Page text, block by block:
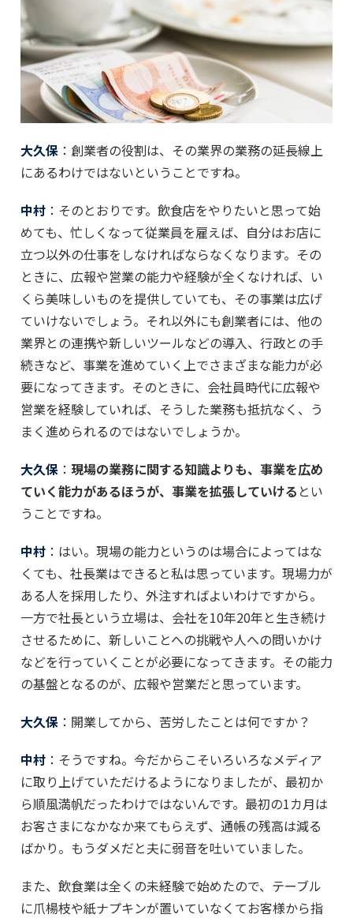
大久保 ：創業者の役割は、その業界の業務の延長線上
にあるわけではないということですね。
中村 ：そのとおりです。飲食店をやりたいと思って始
めても、忙しくなって従業員を雇えば、自分はお店に
立つ以外の仕事をしなければならなくなります。その
ときに、広報や営業の能力や経験が全くなければ、い
くら美味しいものを提供していても、その事業は広げ
ていけないでしょう。それ以外にも創業者には、他の
業界との連携や新しいツールなどの導入、行政との手
続きなど、事業を進めていく上でさまざまな能力が必
要になってきます。そのときに、会社員時代に広報や
営業を経験していれば、そうした業務も抵抗なく、う
まく進められるのではないでしょうか。
大久保 ： 現場の業務に関する知識よりも、事業を広め
ていく能力があるほうが、事業を拡張していける とい
うことですね。
中村 ：はい。現場の能力というのは場合によってはな
くても、社長業はできると私は思っています。現場力が
ある人を採用したり、外注すればよいわけですから。
一方で社長という立場は、会社を10年20年と生き続け
させるために、新しいことへの挑戦や人への問いかけ
などを行っていくことが必要になってきます。その能力
の基盤となるのが、広報や営業だと思っています。
大久保 ：開業してから、苦労したことは何ですか？
中村 ：そうですね。今だからこそいろいろなメディア
に取り上げていただけるようになりましたが、最初か
ら順風満帆だったわけではないんです。最初の1カ月は
お客さまになかなか来てもらえず、通帳の残高は減る
ばかり。もうダメだと夫に弱音を吐いていました。
また、飲食業は全くの未経験で始めたので、テーブル
に爪楊枝や紙ナプキンが置いていなくてお客様から指